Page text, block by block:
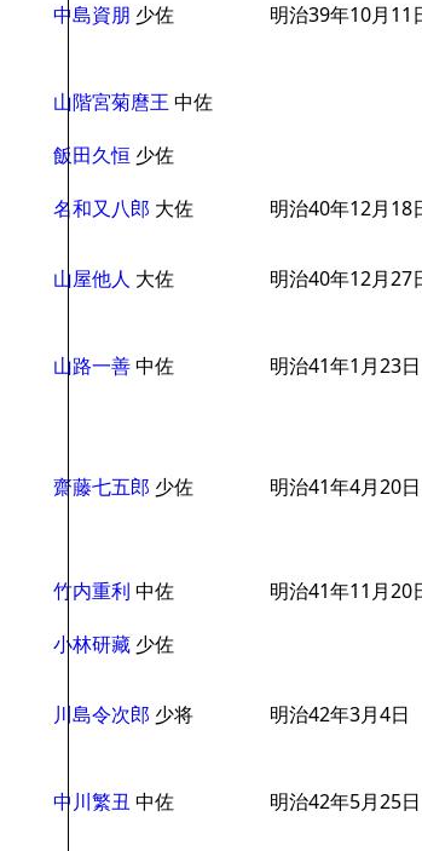
中島資朋 少佐 明治39年10月11
山階宮菊麿王 中佐
飯田久恒 少佐
名和又八郎 大佐 明治40年12月18
山屋他人 大佐 明治40年12月27
山路一善中佐 明治41年1月23日
齋藤七五郎 少佐 明治41年4月20日
竹内重利 中佐 明治41年11月20
小林研藏 少佐
川島令次郎 少将 明治42年3月4日
中川繁丑 中佐 明治42年5月25日